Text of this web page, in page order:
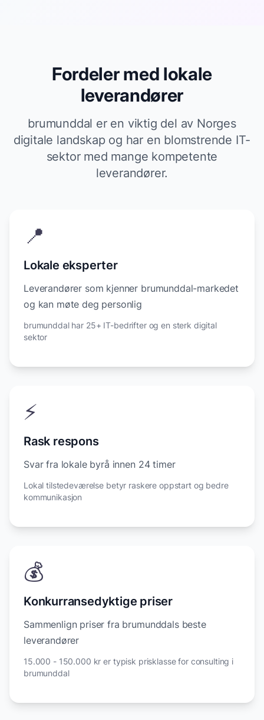
Fordeler med lokale
leverandører
brumunddal er en viktig del av Norges
digitale landskap og har en blomstrende IT-
sektor med mange kompetente
leverandører.
📍
Lokale eksperter
Leverandører som kjenner brumunddal-markedet
og kan møte deg personlig
brumunddal har 25+ IT-bedrifter og en sterk digital
sektor
⚡
Rask respons
Svar fra lokale byrå innen 24 timer
Lokal tilstedeværelse betyr raskere oppstart og bedre
kommunikasjon
💰
Konkurransedyktige priser
Sammenlign priser fra brumunddals beste
leverandører
15.000 - 150.000 kr er typisk prisklasse for consulting i
brumunddal